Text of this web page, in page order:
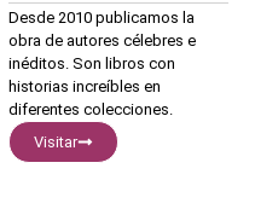
Desde 2010 publicamos la
obra de autores célebres e
inéditos. Son libros con
historias increíbles en
diferentes colecciones.
Visitar